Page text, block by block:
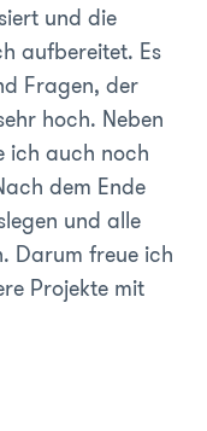
und die
aufbereitet. Es
Fragen, der
hoch. Neben
ich auch noch
dem Ende
und alle
Darum freue ich
Projekte mit